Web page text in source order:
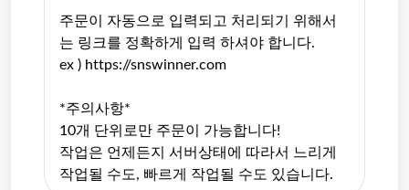
주문이 자동으로 입력되고 처리되기 위해서
는 링크를 정확하게 입력 하셔야 합니다.
ex ) https://snswinner.com
*주의사항*
10개 단위로만 주문이 가능합니다!
작업은 언제든지 서버상태에 따라서 느리게
작업될 수도, 빠르게 작업될 수도 있습니다.